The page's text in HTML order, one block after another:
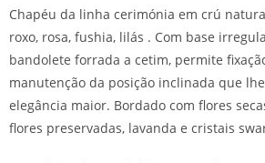
Chapéu da linha cerimónia em crú
roxo, rosa, fushia, lilás . Com base
bandolete forrada a cetim, permite
manutenção da posição inclinada que
elegância maior. Bordado com flores
flores preservadas, lavanda e cristais